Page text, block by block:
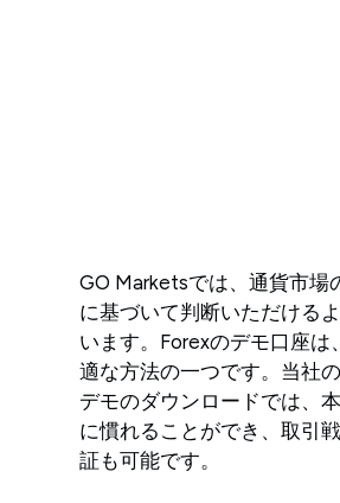
GO Marketsでは、通貨市場
に基づいて判断いただける
います。Forexのデモ口座
適な方法の一つです。当社
デモのダウンロードでは、
に慣れることができ、取引
証も可能です。